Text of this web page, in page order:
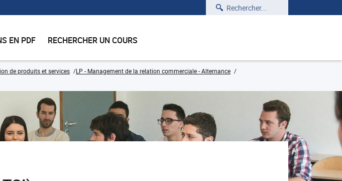
Rechercher
EN PDF RECHERCHER UN COURS
de produits et services
LP - Management de la relation commerciale - Alternance